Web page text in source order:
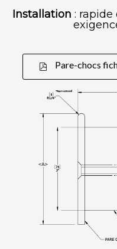
Installation : rapide
Pare-chocs